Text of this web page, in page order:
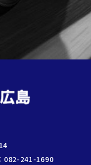
082-241-1690